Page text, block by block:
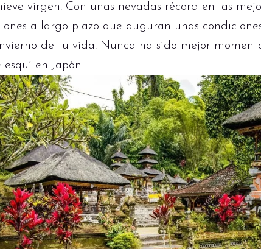
virgen. Con unas nevadas récord en las
a largo plazo que auguran unas
de tu vida. Nunca ha sido mejor
esquí en Japón.